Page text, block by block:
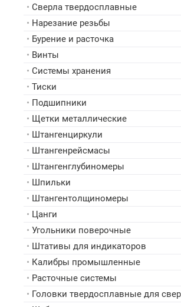
• Сверла твердосплавные
• Нарезание резьбы
• Бурение и расточка
• Винты
• Системы хранения
• Тиски
• Подшипники
• Щетки металлические
• Штангенциркули
• Штангенрейсмасы
• Штангенглубиномеры
• Шпильки
• Штангентолщиномеры
• Цанги
• Угольники поверочные
• Штативы для индикаторов
• Калибры промышленные
• Расточные системы
• Головки твердосплавные для